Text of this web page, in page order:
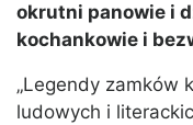
okrutni panowie i
kochankowie i
„Legendy zamków
ludowych i